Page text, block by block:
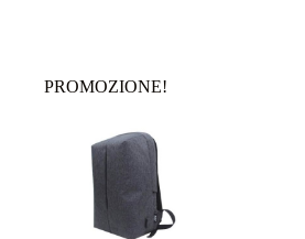
PROMOZIONE!